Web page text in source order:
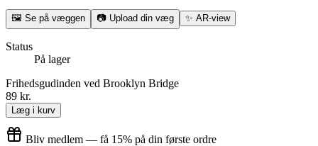
🖼 Se på væggen 📷 Upload din væg ✨ AR-view
Status
På lager
Frihedsgudinden ved Brooklyn Bridge
89 kr.
Læg i kurv
Bliv medlem — få 15% på din første ordre